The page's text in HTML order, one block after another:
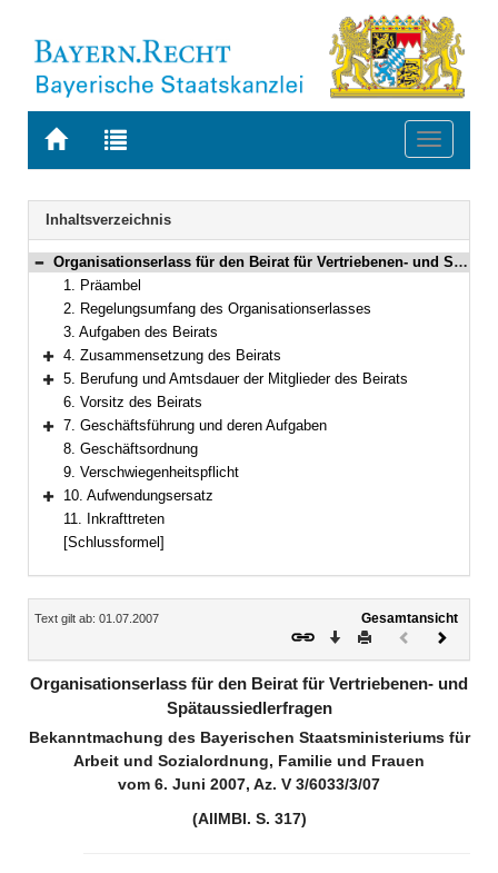
Zur
BAYERN.RECHT
Zur
letzten
Suche
Toggle
Navigation
Inhaltsverzeichnis
Bereich reduzieren
Organisationserlass für den Beirat für Vertriebenen- und Spätaussiedlerfragen
1. Präambel
2. Regelungsumfang des Organisationserlasses
3. Aufgaben des Beirats
Bereich erweitern
4. Zusammensetzung des Beirats
Bereich erweitern
5. Berufung und Amtsdauer der Mitglieder des Beirats
6. Vorsitz des Beirats
Bereich erweitern
7. Geschäftsführung und deren Aufgaben
8. Geschäftsordnung
9. Verschwiegenheitspflicht
Bereich erweitern
10. Aufwendungsersatz
11. Inkrafttreten
[Schlussformel]
Inhalt
Text gilt ab: 01.07.2007
Gesamtansicht
Download
DruckenVorheriges
Organisationserlass für den Beirat für Vertriebenen- und
Spätaussiedlerfragen
Bekanntmachung des Bayerischen Staatsministeriums für
Arbeit und Sozialordnung, Familie und Frauen
vom 6. Juni 2007, Az. V 3/6033/3/07
(AllMBl. S. 317)